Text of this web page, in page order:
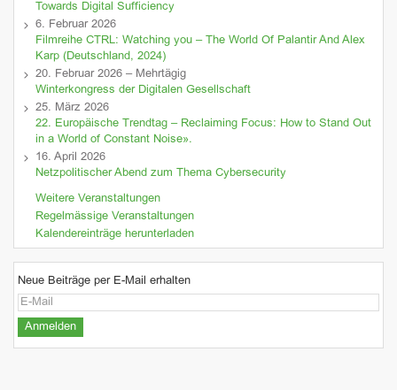
Towards Digital Sufficiency
6. Februar 2026
Filmreihe CTRL: Watching you – The World Of Palantir And Alex
Karp (Deutschland, 2024)
20. Februar 2026 – Mehrtägig
Winterkongress der Digitalen Gesellschaft
25. März 2026
22. Europäische Trendtag – Reclaiming Focus: How to Stand Out
in a World of Constant Noise».
16. April 2026
Netzpolitischer Abend zum Thema Cybersecurity
Weitere Veranstaltungen
Regelmässige Veranstaltungen
Kalendereinträge herunterladen
Neue Beiträge per E-Mail erhalten